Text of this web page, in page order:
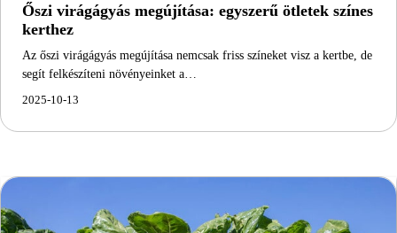
Őszi virágágyás megújítása: egyszerű ötletek színes
kerthez
Az őszi virágágyás megújítása nemcsak friss színeket visz a kertbe, de
segít felkészíteni növényeinket a…
2025-10-13